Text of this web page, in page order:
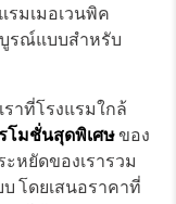
รมเมอเวนพิค
บูรณ์แบบสำหรับ
าที่โรงแรมใกล้
โมชั่นสุดพิเศษ ของ
หยัดของเรารวม
โดยเสนอราคาที่